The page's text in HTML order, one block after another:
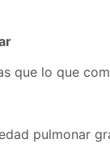
que lo que
pulmonar